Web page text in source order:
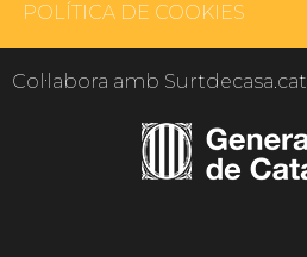
POLÍTICA DE COOKIES
Col·labora amb Surtdecasa.cat